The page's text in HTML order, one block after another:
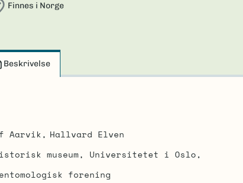
Finnes i Norge
Beskrivelse
Aarvik
Hallvard Elven
museum, Universitetet i Oslo
forening